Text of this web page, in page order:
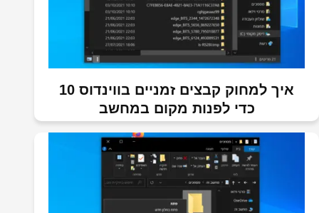
איך למחוק קבצים זמניים בווינדוס 10
כדי לפנות מקום במחשב